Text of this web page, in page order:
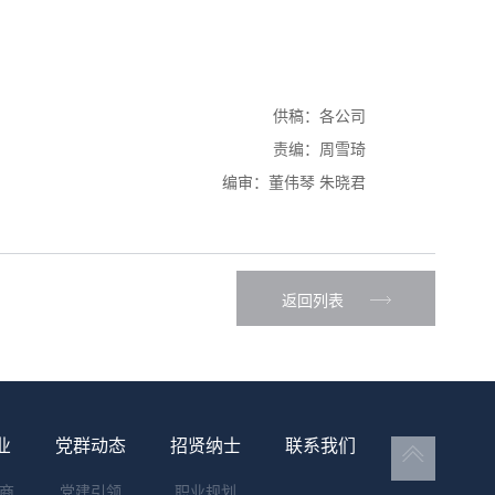
供稿：各公司
责编：周雪琦
编审：董伟琴 朱晓君
返回列表
党群动态 招贤纳士 联系我们